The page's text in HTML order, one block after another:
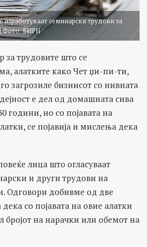
изработуваат семинарски трудови за
Фото: БИРН
за трудовите што се
алатките како Чет џи-пи-ти,
загрозиле бизнисот со нивната
е дел од домашната сива
години, но со појавата на
се појавија и мислења дека
лица што огласуваат
и други трудови на
Одговори добивме од две
со појавата на овие алатки
бројот на нарачки или обемот на